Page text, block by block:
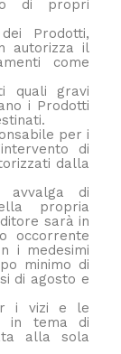
di propri
Prodotti,
autorizza il
come
quali gravi
i Prodotti
per i
di
dalla
di
propria
sarà in
occorrente
i medesimi
minimo di
di agosto e
i vizi e le
in tema di
alla sola